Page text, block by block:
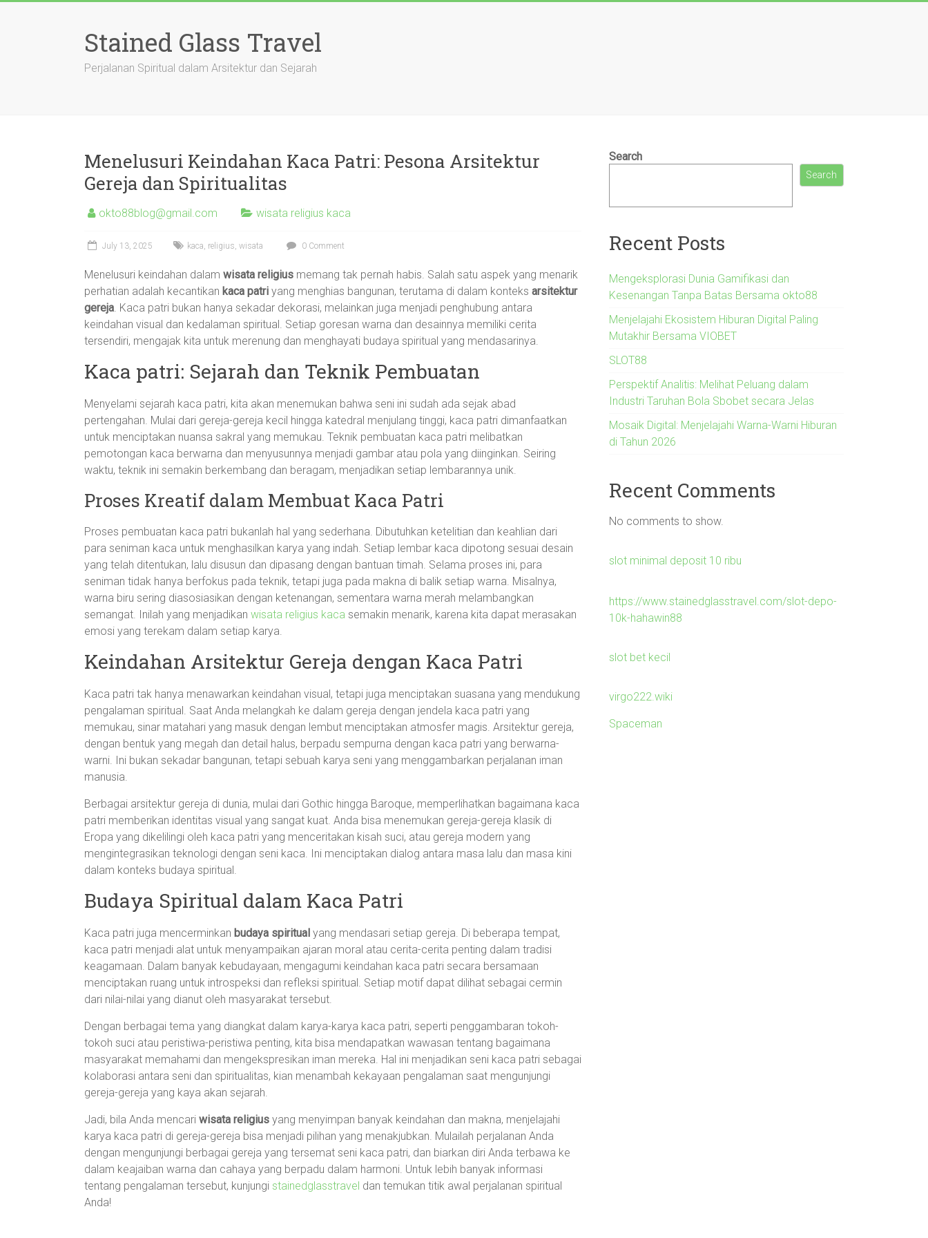
Stained Glass Travel
Perjalanan Spiritual dalam Arsitektur dan Sejarah
Menelusuri Keindahan Kaca Patri: Pesona Arsitektur
Gereja dan Spiritualitas
okto88blog@gmail.com wisata religius kaca
July 13, 2025 kaca, religius, wisata 0 Comment
Menelusuri keindahan dalam wisata religius memang tak pernah habis. Salah satu aspek yang menarik
perhatian adalah kecantikan kaca patri yang menghias bangunan, terutama di dalam konteks arsitektur
gereja. Kaca patri bukan hanya sekadar dekorasi, melainkan juga menjadi penghubung antara
keindahan visual dan kedalaman spiritual. Setiap goresan warna dan desainnya memiliki cerita
tersendiri, mengajak kita untuk merenung dan menghayati budaya spiritual yang mendasarinya.
Kaca patri: Sejarah dan Teknik Pembuatan
Menyelami sejarah kaca patri, kita akan menemukan bahwa seni ini sudah ada sejak abad
pertengahan. Mulai dari gereja-gereja kecil hingga katedral menjulang tinggi, kaca patri dimanfaatkan
untuk menciptakan nuansa sakral yang memukau. Teknik pembuatan kaca patri melibatkan
pemotongan kaca berwarna dan menyusunnya menjadi gambar atau pola yang diinginkan. Seiring
waktu, teknik ini semakin berkembang dan beragam, menjadikan setiap lembarannya unik.
Proses Kreatif dalam Membuat Kaca Patri
Proses pembuatan kaca patri bukanlah hal yang sederhana. Dibutuhkan ketelitian dan keahlian dari
para seniman kaca untuk menghasilkan karya yang indah. Setiap lembar kaca dipotong sesuai desain
yang telah ditentukan, lalu disusun dan dipasang dengan bantuan timah. Selama proses ini, para
seniman tidak hanya berfokus pada teknik, tetapi juga pada makna di balik setiap warna. Misalnya,
warna biru sering diasosiasikan dengan ketenangan, sementara warna merah melambangkan
semangat. Inilah yang menjadikan wisata religius kaca semakin menarik, karena kita dapat merasakan
emosi yang terekam dalam setiap karya.
Keindahan Arsitektur Gereja dengan Kaca Patri
Kaca patri tak hanya menawarkan keindahan visual, tetapi juga menciptakan suasana yang mendukung
pengalaman spiritual. Saat Anda melangkah ke dalam gereja dengan jendela kaca patri yang
memukau, sinar matahari yang masuk dengan lembut menciptakan atmosfer magis. Arsitektur gereja,
dengan bentuk yang megah dan detail halus, berpadu sempurna dengan kaca patri yang berwarna-
warni. Ini bukan sekadar bangunan, tetapi sebuah karya seni yang menggambarkan perjalanan iman
manusia.
Berbagai arsitektur gereja di dunia, mulai dari Gothic hingga Baroque, memperlihatkan bagaimana kaca
patri memberikan identitas visual yang sangat kuat. Anda bisa menemukan gereja-gereja klasik di
Eropa yang dikelilingi oleh kaca patri yang menceritakan kisah suci, atau gereja modern yang
mengintegrasikan teknologi dengan seni kaca. Ini menciptakan dialog antara masa lalu dan masa kini
dalam konteks budaya spiritual.
Budaya Spiritual dalam Kaca Patri
Kaca patri juga mencerminkan budaya spiritual yang mendasari setiap gereja. Di beberapa tempat,
kaca patri menjadi alat untuk menyampaikan ajaran moral atau cerita-cerita penting dalam tradisi
keagamaan. Dalam banyak kebudayaan, mengagumi keindahan kaca patri secara bersamaan
menciptakan ruang untuk introspeksi dan refleksi spiritual. Setiap motif dapat dilihat sebagai cermin
dari nilai-nilai yang dianut oleh masyarakat tersebut.
Dengan berbagai tema yang diangkat dalam karya-karya kaca patri, seperti penggambaran tokoh-
tokoh suci atau peristiwa-peristiwa penting, kita bisa mendapatkan wawasan tentang bagaimana
masyarakat memahami dan mengekspresikan iman mereka. Hal ini menjadikan seni kaca patri sebagai
kolaborasi antara seni dan spiritualitas, kian menambah kekayaan pengalaman saat mengunjungi
gereja-gereja yang kaya akan sejarah.
Jadi, bila Anda mencari wisata religius yang menyimpan banyak keindahan dan makna, menjelajahi
karya kaca patri di gereja-gereja bisa menjadi pilihan yang menakjubkan. Mulailah perjalanan Anda
dengan mengunjungi berbagai gereja yang tersemat seni kaca patri, dan biarkan diri Anda terbawa ke
dalam keajaiban warna dan cahaya yang berpadu dalam harmoni. Untuk lebih banyak informasi
tentang pengalaman tersebut, kunjungi stainedglasstravel dan temukan titik awal perjalanan spiritual
Anda!
Search
Search
Recent Posts
Mengeksplorasi Dunia Gamifikasi dan
Kesenangan Tanpa Batas Bersama okto88
Menjelajahi Ekosistem Hiburan Digital Paling
Mutakhir Bersama VIOBET
SLOT88
Perspektif Analitis: Melihat Peluang dalam
Industri Taruhan Bola Sbobet secara Jelas
Mosaik Digital: Menjelajahi Warna-Warni Hiburan
di Tahun 2026
Recent Comments
No comments to show.
slot minimal deposit 10 ribu
https://www.stainedglasstravel.com/slot-depo-
10k-hahawin88
slot bet kecil
virgo222.wiki
Spaceman